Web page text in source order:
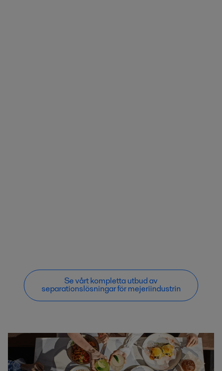
Se vårt kompletta utbud av
separationslösningar för mejeriindustrin